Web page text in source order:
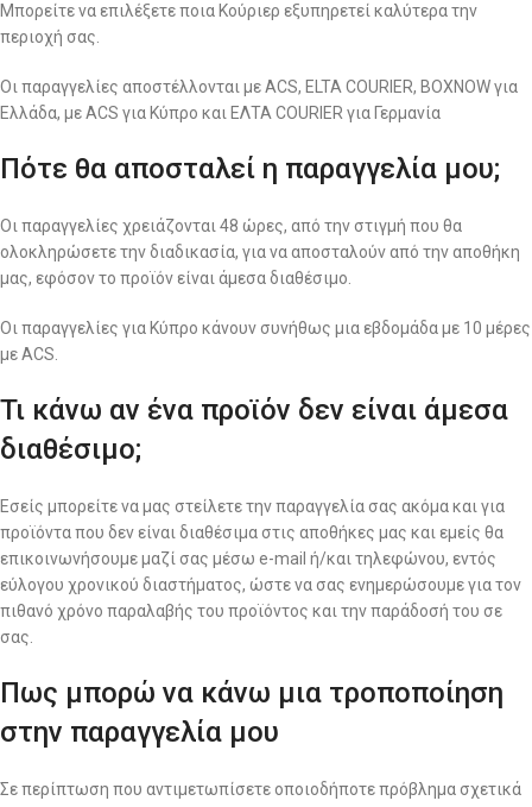
Μπορείτε να επιλέξετε ποια Κούριερ εξυπηρετεί καλύτερα την
περιοχή σας.
Οι παραγγελίες αποστέλλονται με ACS, ELTA COURIER, BOXNOW για
Ελλάδα, με ACS για Κύπρο και ΕΛΤΑ COURIER για Γερμανία
Πότε θα αποσταλεί η παραγγελία μου;
Οι παραγγελίες χρειάζονται 48 ώρες, από την στιγμή που θα
ολοκληρώσετε την διαδικασία, για να αποσταλούν από την αποθήκη
μας, εφόσον το προϊόν είναι άμεσα διαθέσιμο.
Οι παραγγελίες για Κύπρο κάνουν συνήθως μια εβδομάδα με 10 μέρες
με ACS.
Τι κάνω αν ένα προϊόν δεν είναι άμεσα
διαθέσιμο;
Εσείς μπορείτε να μας στείλετε την παραγγελία σας ακόμα και για
προϊόντα που δεν είναι διαθέσιμα στις αποθήκες μας και εμείς θα
επικοινωνήσουμε μαζί σας μέσω e-mail ή/και τηλεφώνου, εντός
εύλογου χρονικού διαστήματος, ώστε να σας ενημερώσουμε για τον
πιθανό χρόνο παραλαβής του προϊόντος και την παράδοσή του σε
σας.
Πως μπορώ να κάνω μια τροποποίηση
στην παραγγελία μου
Σε περίπτωση που αντιμετωπίσετε οποιοδήποτε πρόβλημα σχετικά